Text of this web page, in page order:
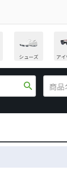
シューズ ア
search